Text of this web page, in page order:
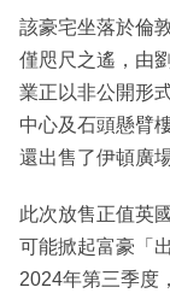
該豪宅坐落於倫
僅咫尺之遙，由
業正以非公開形
中心及石頭懸臂
還出售了伊頓廣
此次放售正值英
可能掀起富豪「
2024年第三季度